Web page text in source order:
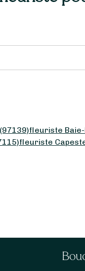
fleuriste
fleuriste